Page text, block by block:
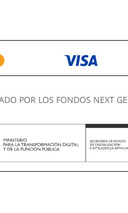
POR LOS FONDOS NEXT